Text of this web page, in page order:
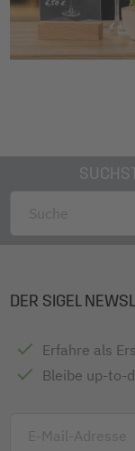
DER SIGEL
Erfahre als
Bleibe up-to-
E-Mail-Adresse